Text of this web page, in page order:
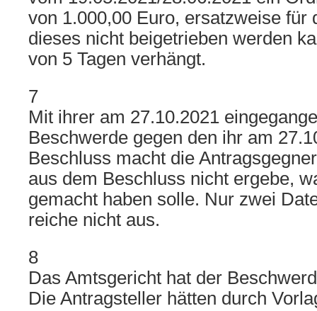
von 1.000,00 Euro, ersatzweise für
dieses nicht beigetrieben werden
von 5 Tagen verhängt.
7
Mit ihrer am 27.10.2021
Beschwerde gegen den ihr am
Beschluss macht die
aus dem Beschluss nicht ergebe,
gemacht haben solle. Nur zwei
reiche nicht aus.
8
Das Amtsgericht hat der
Die Antragsteller hätten durch